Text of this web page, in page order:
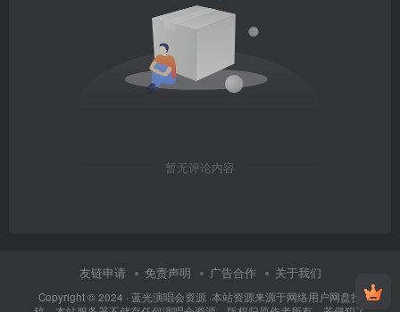
暂无评论内容
友链申请 免责声明 广告合作 关于我们
Copyright © 2024 · 蓝光演唱会资源 ·本站资源来源于网络用户网盘投